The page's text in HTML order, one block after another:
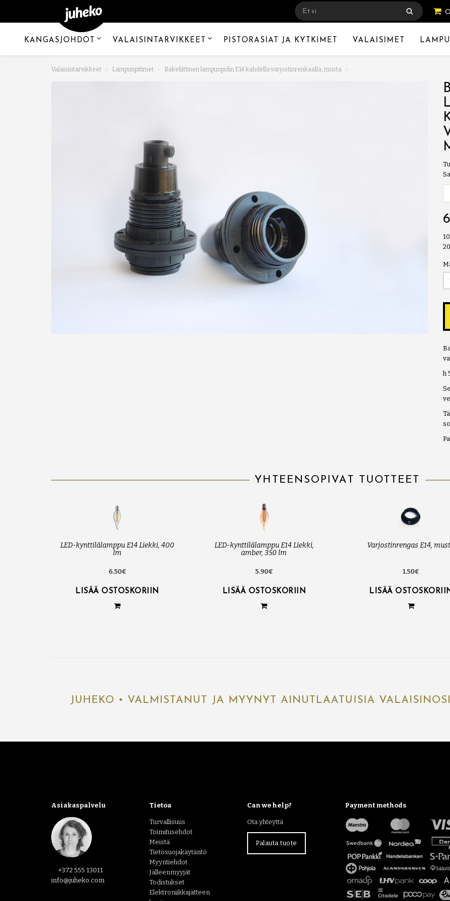
KANGASJOHDOT VALAISINTARVIKKEET PISTORASIAT JA KYTKIMET VALAISIMET
Valaisintarvikkeet Lampunpitimet Bakeliittinen lampunpidin E14 kahdella varjostinrenkaalla, musta
h
YHTEENSOPIVAT TUOTTEET
LED-kynttilälamppu E14 Liekki, 400
lm
6.50€
LISÄÄ OSTOSKORIIN
LED-kynttilälamppu E14 Liekki,
amber, 350 lm
5.90€
LISÄÄ OSTOSKORIIN
Varjostinrengas E14,
1.50€
LISÄÄ
JUHEKO • VALMISTANUT JA MYYNYT AINUTLAATUISIA
Asiakaspalvelu
+372 555 13011
info@juheko.com
Tietoa
Turvallisuus
Toimitusehdot
Meistä
Tietosuojakäytäntö
Myyntiehdot
Jälleenmyyjät
Todistukset
Elektroniikkajätteen
Can we help?
Ota yhteyttä
Palauta tuote
Payment methods